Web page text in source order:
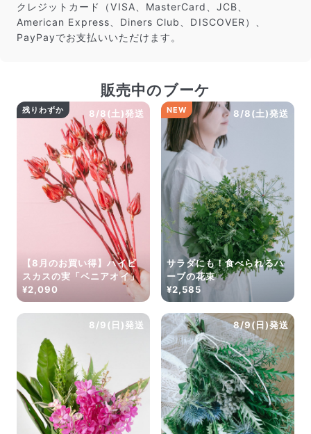
クレジットカード（VISA、MasterCard、JCB、
American Express、Diners Club、DISCOVER）、
PayPayでお支払いいただけます。
販売中のブーケ
8/8(土)発送
残りわずか
【8月のお買い得】ハイビ
スカスの実「ベニアオイ」
¥2,090
8/8(土)発送
NEW
サラダにも！食べられるハ
ーブの花束
¥2,585
8/9(日)発送 8/9(日)発送